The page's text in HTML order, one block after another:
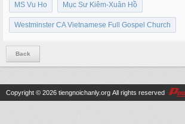
MS Vu Ho Mục Sư Kiêm-Xuân Hồ
Westminster CA Vietnamese Full Gospel Church
Back
Copyright © 2026 tiengnoichanly.org All rights reserved